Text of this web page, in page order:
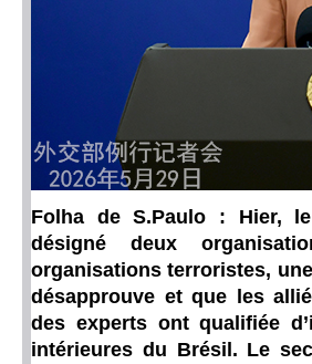
Folha de S.Paulo : Hier,
désigné deux
organisations terroristes,
désapprouve et que les
des experts ont qualifiée
intérieures du Brésil. Le